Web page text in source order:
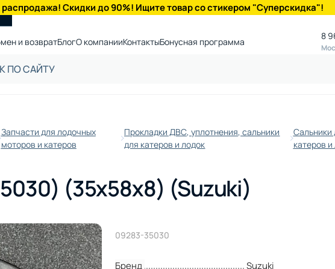
Скидки до 90%! Ищите товар со стикером "Суперскидка"!
и возвратБлогО компанииКонтактыБонусная программа 8
Запчасти для лодочных
моторов и катеров
Прокладки ДВС, уплотнения, сальники
для катеров и лодок
Сальники
катеров и
(35x58x8) (Suzuki)
09283-35030
Бренд Suzuki